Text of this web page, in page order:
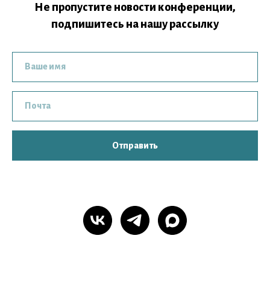
Не пропустите новости конференции,
подпишитесь на нашу рассылку
Отправить